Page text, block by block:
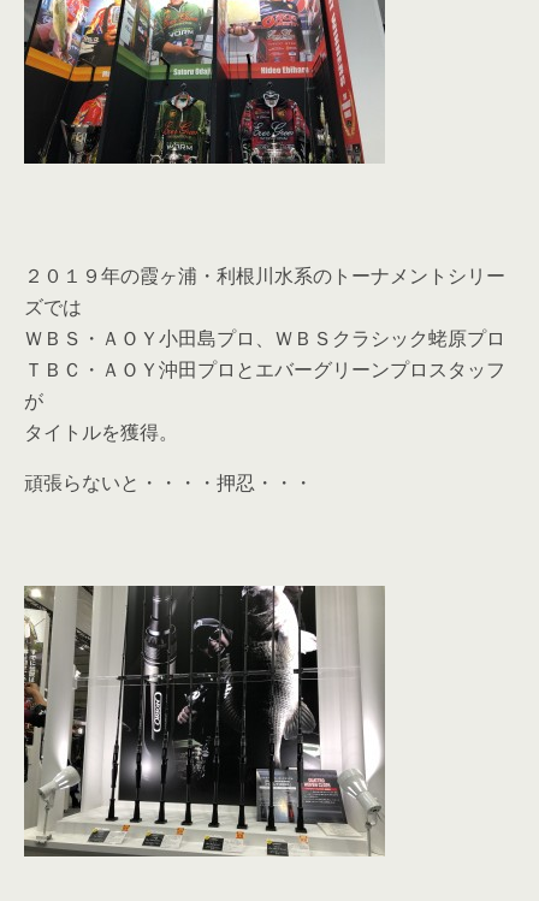
２０１９年の霞ヶ浦・利根川水系のトーナメントシリー
ズでは
ＷＢＳ・ＡＯＹ小田島プロ、ＷＢＳクラシック蛯原プロ
ＴＢＣ・ＡＯＹ沖田プロとエバーグリーンプロスタッフ
が
タイトルを獲得。
頑張らないと・・・・押忍・・・